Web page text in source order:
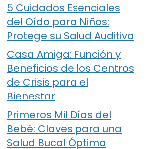
5 Cuidados Esenciales
del Oído para Niños:
Protege su Salud Auditiva
Casa Amiga: Función y
Beneficios de los Centros
de Crisis para el
Bienestar
Primeros Mil Días del
Bebé: Claves para una
Salud Bucal Óptima